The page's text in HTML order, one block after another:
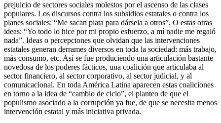
prejuicio de sectores sociales molestos por el ascenso de las clases
populares. Los discursos contra los subsidios estatales o contra los
planes sociales: “Me sacan plata para dársela a otros”. O estas otras
ideas: “Yo todo lo hice por mi propio esfuerzo, a mí nadie me regaló
nada”. Ideas o percepciones que olvidan que las intervenciones
estatales generan derrames diversos en toda la sociedad: más trabajo,
más consumo, etc. Así se fue produciendo una articulación bastante
novedosa de los poderes fácticos, una coalición que articulaba al
sector financiero, al sector corporativo, al sector judicial, y al
comunicacional. En toda América Latina aparecen estas coaliciones
en torno a la idea de “cambio de ciclo”, el planteo de que el
populismo asociado a la corrupción ya fue, de que se necesita menos
intervención estatal y más iniciativa privada.